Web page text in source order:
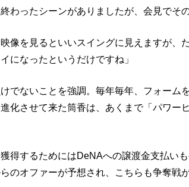
わったシーンがありましたが、会見でそ
映像を見るといいスイングに見えますが、
になったというだけですね」
でないことを強調。毎年毎年、フォーム
化させて来た筒香は、あくまで「パワー
得するためにはDeNAへの譲渡金支払い
のオファーが予想され、こちらも争奪戦